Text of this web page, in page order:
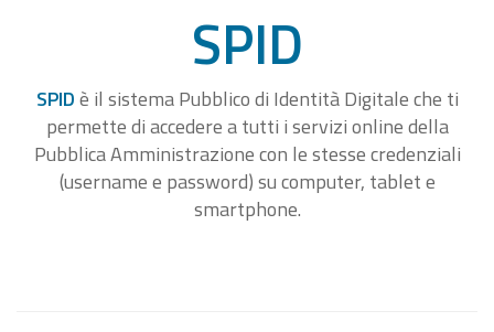
SPID
SPIDè il sistema Pubblico di Identità Digitale che ti
permette di accedere a tutti i servizi online della
Pubblica Amministrazione con le stesse credenziali
(username e password) su computer, tablet e
smartphone.